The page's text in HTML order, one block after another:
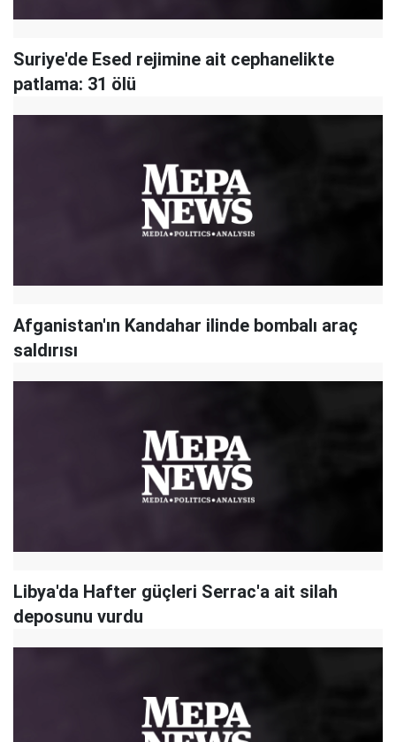
Suriye'de Esed rejimine ait cephanelikte
patlama: 31 ölü
Afganistan'ın Kandahar ilinde bombalı araç
saldırısı
Libya'da Hafter güçleri Serrac'a ait silah
deposunu vurdu